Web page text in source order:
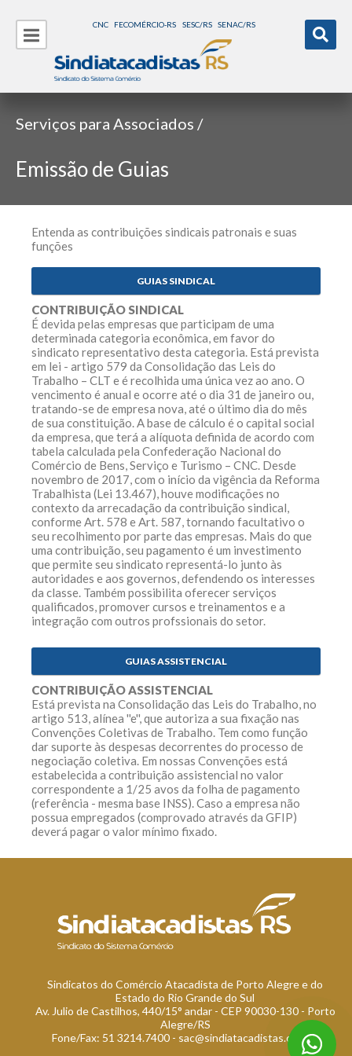
CNC FECOMÉRCIO-RS SESC/RS SENAC/RS
Serviços para Associados /
Emissão de Guias
Entenda as contribuições sindicais patronais e suas
funções
CONTRIBUIÇÃO SINDICAL
É devida pelas empresas que participam de uma
determinada categoria econômica, em favor do
sindicato representativo desta categoria. Está prevista
em lei - artigo 579 da Consolidação das Leis do
Trabalho – CLT e é recolhida uma única vez ao ano. O
vencimento é anual e ocorre até o dia 31 de janeiro ou,
tratando-se de empresa nova, até o último dia do mês
de sua constituição. A base de cálculo é o capital social
da empresa, que terá a alíquota definida de acordo com
tabela calculada pela Confederação Nacional do
Comércio de Bens, Serviço e Turismo – CNC. Desde
novembro de 2017, com o início da vigência da Reforma
Trabalhista (Lei 13.467), houve modificações no
contexto da arrecadação da contribuição sindical,
conforme Art. 578 e Art. 587, tornando facultativo o
seu recolhimento por parte das empresas. Mais do que
uma contribuição, seu pagamento é um investimento
que permite seu sindicato representá-lo junto às
autoridades e aos governos, defendendo os interesses
da classe. Também possibilita oferecer serviços
qualificados, promover cursos e treinamentos e a
integração com outros profssionais do setor.
CONTRIBUIÇÃO ASSISTENCIAL
Está prevista na Consolidação das Leis do Trabalho, no
artigo 513, alínea ''e'', que autoriza a sua fixação nas
Convenções Coletivas de Trabalho. Tem como função
dar suporte às despesas decorrentes do processo de
negociação coletiva. Em nossas Convenções está
estabelecida a contribuição assistencial no valor
correspondente a 1/25 avos da folha de pagamento
(referência - mesma base INSS). Caso a empresa não
possua empregados (comprovado através da GFIP)
deverá pagar o valor mínimo fixado.
Sindicatos do Comércio Atacadista de Porto Alegre e do
Estado do Rio Grande do Sul
Av. Julio de Castilhos, 440/15° andar - CEP 90030-130 - Porto
Alegre/RS
Fone/Fax: 51 3214.7400 - sac@sindiatacadistas.com.br